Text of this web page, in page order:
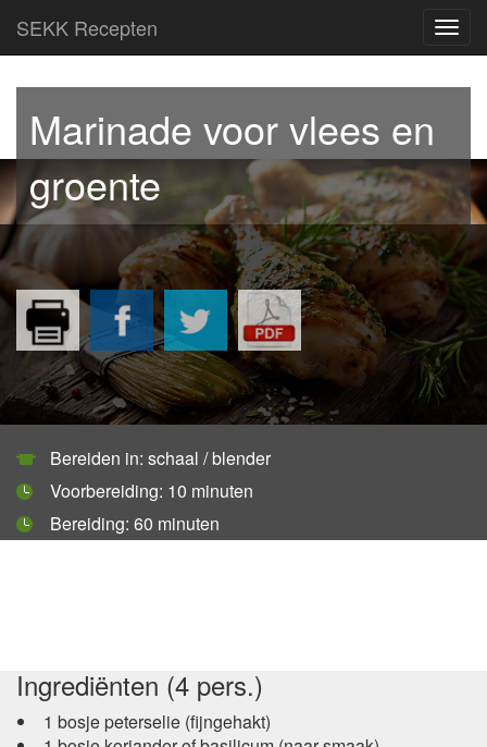
SEKK Recepten
Marinade voor vlees en
groente
Bereiden in: schaal / blender
Voorbereiding: 10 minuten
Bereiding: 60 minuten
Ingrediënten (4 pers.)
1 bosje peterselie (fijngehakt)